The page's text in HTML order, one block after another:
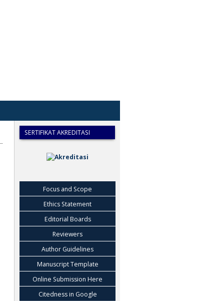
SERTIFIKAT AKREDITASI
Focus and Scope
Ethics Statement
Editorial Boards
Reviewers
Author Guidelines
Manuscript Template
Online Submission Here
Citedness in Google